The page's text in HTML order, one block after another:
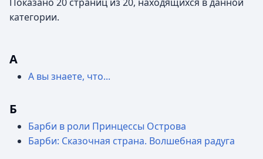
категории.
А
А вы знаете, что...
Б
Барби в роли Принцессы Острова
Барби: Сказочная страна. Волшебная радуга